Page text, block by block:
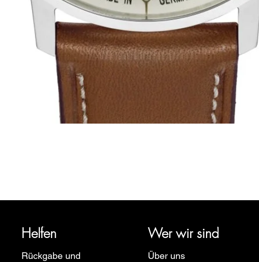
Helfen Wer wir sind
Europe, Ruhla, Martin Braun, Swiss Military, Sturmanskie und
Rückgabe und
Über uns